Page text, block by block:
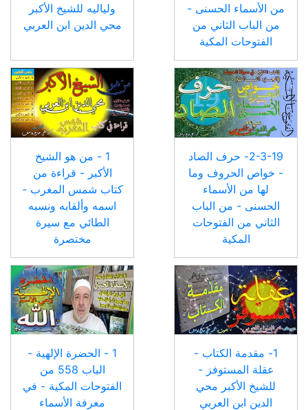
من الأسماء الحسنى -
من الباب الثاني من
الفتوحات المكية
ولياليه للشيخ الأكبر
محي الدين ابن العربي
2-3-19- حرف الصاد
- خواص الحروف وما
لها من الأسماء
الحسنى - من الباب
الثاني من الفتوحات
المكية
1 - من هو الشيخ
الأكبر - قراءة من
كتاب شمس المغرب -
اسمه وألقابه ونسبه
الطائي مع سيرة
مختصرة
1- مقدمة الكتاب -
عقلة المستوفز -
للشيخ الأكبر محي
الدين ابن العربي
1 - الحضرة الإلهية -
الباب 558 من
الفتوحات المكية - في
معرفة الأسماء